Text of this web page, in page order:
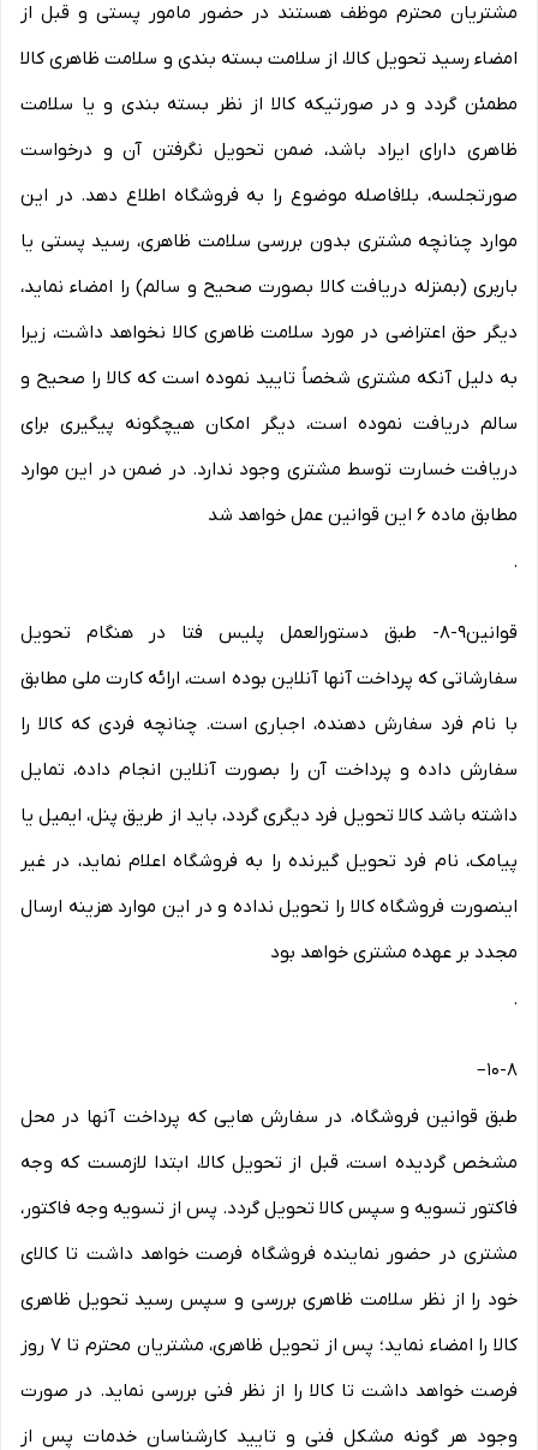
مشتریان محترم موظف هستند در حضور مامور پستی و قبل از
امضاء رسید تحویل کالا، از سلامت بسته بندی و سلامت ظاهری کالا
مطمئن گردد و در صورتیکه کالا از نظر بسته بندی و یا سلامت
ظاهری دارای ایراد باشد، ضمن تحویل نگرفتن آن و درخواست
صورتجلسه، بلافاصله موضوع را به فروشگاه اطلاع دهد. در این
موارد چنانچه مشتری بدون بررسی سلامت ظاهری، رسید پستی یا
باربری (بمنزله دریافت کالا بصورت صحیح و سالم) را امضاء نماید،
دیگر حق اعتراضی در مورد سلامت ظاهری کالا نخواهد داشت، زیرا
به دلیل آنکه مشتری شخصاً تایید نموده است که کالا را صحیح و
سالم دریافت نموده است، دیگر امکان هیچگونه پیگیری برای
دریافت خسارت توسط مشتری وجود ندارد. در ضمن در این موارد
مطابق ماده ۶ این قوانین عمل خواهد شد
.
قوانین۹-۸- طبق دستورالعمل پلیس فتا در هنگام تحویل
سفارشاتی که پرداخت آنها آنلاین بوده است، ارائه کارت ملی مطابق
با نام فرد سفارش دهنده، اجباری است. چنانچه فردی که کالا را
سفارش داده و پرداخت آن را بصورت آنلاین انجام داده، تمایل
داشته باشد کالا تحویل فرد دیگری گردد، باید از طریق پنل، ایمیل یا
پیامک، نام فرد تحویل گیرنده را به فروشگاه اعلام نماید، در غیر
اینصورت فروشگاه کالا را تحویل نداده و در این موارد هزینه ارسال
مجدد بر عهده مشتری خواهد بود
.
۱۰-۸–
طبق قوانین فروشگاه، در سفارش هایی که پرداخت آنها در محل
مشخص گردیده است، قبل از تحویل کالا، ابتدا لازمست که وجه
فاکتور تسویه و سپس کالا تحویل گردد. پس از تسویه وجه فاکتور،
مشتری در حضور نماینده فروشگاه فرصت خواهد داشت تا کالای
خود را از نظر سلامت ظاهری بررسی و سپس رسید تحویل ظاهری
کالا را امضاء نماید؛ پس از تحویل ظاهری، مشتریان محترم تا ۷ روز
فرصت خواهد داشت تا کالا را از نظر فنی بررسی نماید. در صورت
وجود هر گونه مشکل فنی و تایید کارشناسان خدمات پس از